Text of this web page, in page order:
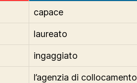
capace
laureato
ingaggiato
l’agenzia di collocamento